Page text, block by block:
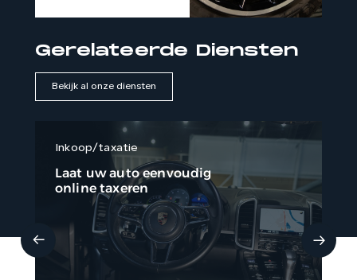
Gerelateerde Diensten
Bekijk al onze diensten
Inkoop/taxatie
Laat uw auto eenvoudig
online taxeren